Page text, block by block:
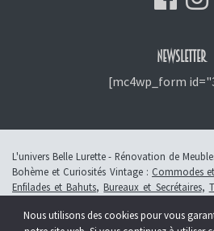
NEWSLETTER
[mc4wp_form
L'univers Belle Lurette - Rénovation de
Bohème et Curiosités Vintage : Commodes
Enfilades et Bahuts,Bureaux et Secrétaires,
Nous utilisons des cookies pour vous